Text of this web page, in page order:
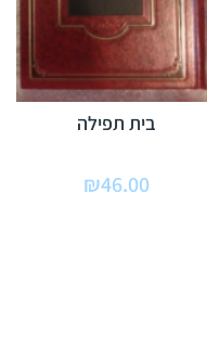
בית תפילה
₪46.00